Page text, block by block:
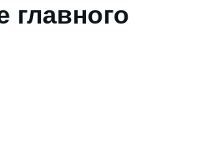
главного